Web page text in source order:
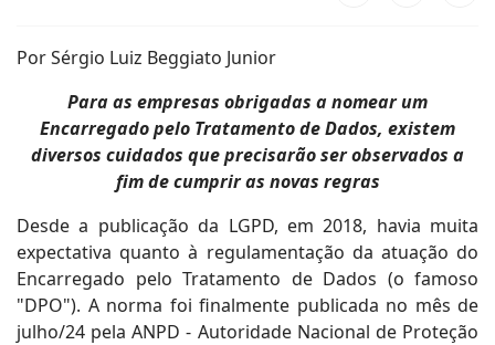
Por Sérgio Luiz Beggiato Junior
Para as empresas obrigadas a nomear um
Encarregado pelo Tratamento de Dados, existem
diversos cuidados que precisarão ser observados a
fim de cumprir as novas regras
Desde a publicação da LGPD, em 2018, havia muita
expectativa quanto à regulamentação da atuação do
Encarregado pelo Tratamento de Dados (o famoso
"DPO"). A norma foi finalmente publicada no mês de
julho/24 pela ANPD - Autoridade Nacional de Proteção